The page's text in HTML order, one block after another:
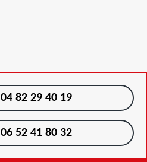
04 82 29 40 19
06 52 41 80 32